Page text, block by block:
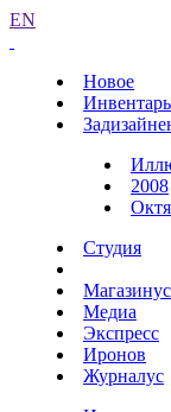
EN
Новое
Инвентарь
2008
Студия
Магазинус
Медиа
Экспресс
Иронов
Журналус